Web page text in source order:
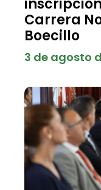
Carrera
Boecillo
3 de agosto